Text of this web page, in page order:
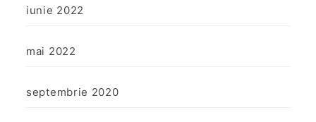
iunie 2022
mai 2022
septembrie 2020